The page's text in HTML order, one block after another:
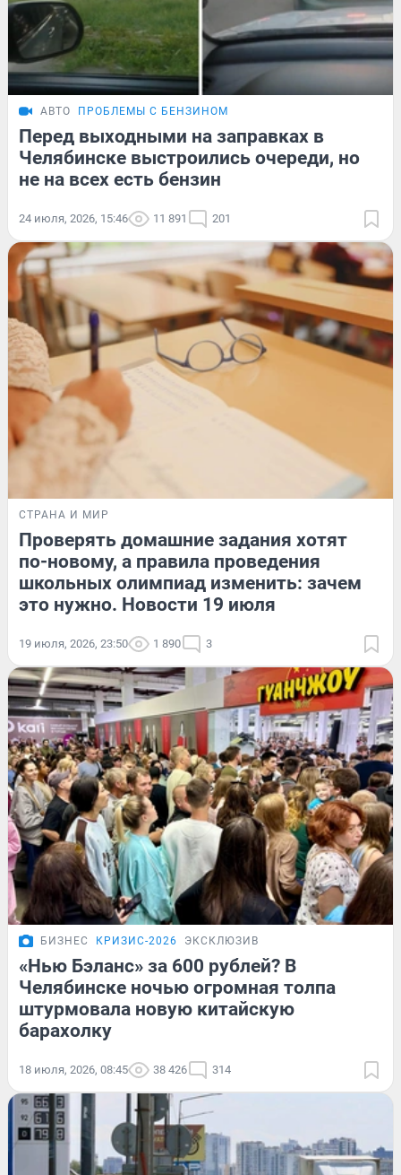
АВТО ПРОБЛЕМЫ С БЕНЗИНОМ
Перед выходными на заправках в
Челябинске выстроились очереди, но
не на всех есть бензин
24 июля, 2026, 15:46 11 891 201
СТРАНА И МИР
Проверять домашние задания хотят
по-новому, а правила проведения
школьных олимпиад изменить: зачем
это нужно. Новости 19 июля
19 июля, 2026, 23:50 1 890 3
БИЗНЕС КРИЗИС-2026 ЭКСКЛЮЗИВ
«Нью Бэланс» за 600 рублей? В
Челябинске ночью огромная толпа
штурмовала новую китайскую
барахолку
18 июля, 2026, 08:45 38 426 314